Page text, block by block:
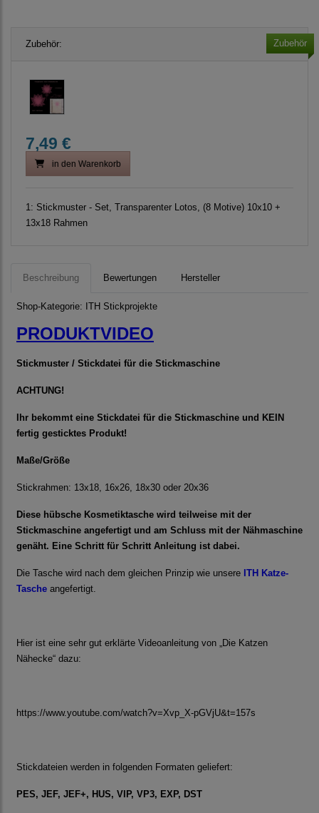
Zubehör: Zubehör
7,49 €
in den Warenkorb
1: Stickmuster - Set, Transparenter Lotos, (8 Motive) 10x10 +
13x18 Rahmen
Beschreibung Bewertungen Hersteller
Shop-Kategorie: ITH Stickprojekte
PRODUKTVIDEO
Stickmuster / Stickdatei für die Stickmaschine
ACHTUNG!
Ihr bekommt eine Stickdatei für die Stickmaschine und KEIN
fertig gesticktes Produkt!
Maße/Größe
Stickrahmen: 13x18, 16x26, 18x30 oder 20x36
Diese hübsche Kosmetiktasche wird teilweise mit der
Stickmaschine angefertigt und am Schluss mit der Nähmaschine
genäht. Eine Schritt für Schritt Anleitung ist dabei.
Die Tasche wird nach dem gleichen Prinzip wie unsere ITH Katze-
Tasche angefertigt.
Hier ist eine sehr gut erklärte Videoanleitung von „Die Katzen
Nähecke“ dazu:
https://www.youtube.com/watch?v=Xvp_X-pGVjU&t=157s
Stickdateien werden in folgenden Formaten geliefert:
PES, JEF, JEF+, HUS, VIP, VP3, EXP, DST